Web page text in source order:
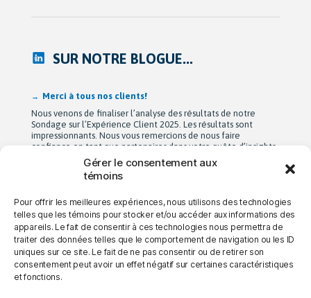
Gérer le consentement aux
témoins
Pour offrir les meilleures expériences, nous utilisons des technologies
telles que les témoins pour stocker et/ou accéder aux informations des
appareils. Le fait de consentir à ces technologies nous permettra de
traiter des données telles que le comportement de navigation ou les ID
uniques sur ce site. Le fait de ne pas consentir ou de retirer son
consentement peut avoir un effet négatif sur certaines caractéristiques
et fonctions.
SUR NOTRE BLOGUE...
Merci à tous nos clients!
Nous venons de finaliser l’analyse des résultats de notre
Sondage sur l’Expérience Client 2025. Les résultats sont
impressionnants. Nous vous remercions de nous faire
confiance en tant que partenaires dans votre quête d’insights.
Et pour ceux qui ne sont pas encore nos clients, n’hésitez pas à
communiquer avec nous
!
→ NOUS JOINDRE → CARRIÈRES → CONFIDENTIALITÉ